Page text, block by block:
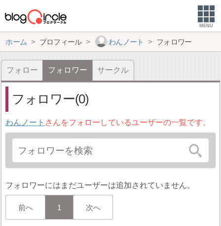
MENU
ホーム プロフィール わんノート フォロワー
フォロー フォロワー サークル
フォロワー(0)
わんノート さんをフォローしているユーザーの一覧です。
フォロワーにはまだユーザーは追加されていません。
前へ 1 次へ